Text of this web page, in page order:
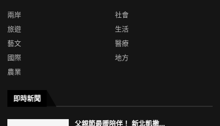
兩岸
社會
旅遊
生活
藝文
醫療
國際
地方
農業
即時新聞
父親節最暖陪伴！ 新北凱撒...